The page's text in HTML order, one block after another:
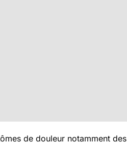
de douleur notamment des